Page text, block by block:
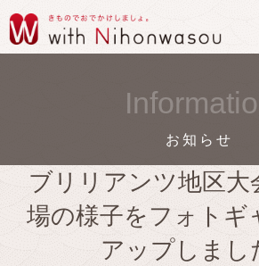
お知らせ
ブリリアンツ地区大
場の様子をフォトギ
アップしまし